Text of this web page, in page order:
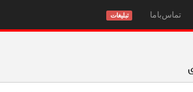
تماس‌با‌ما تبلیغات